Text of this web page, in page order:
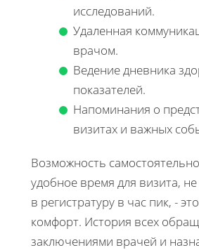
исследований.
Удаленная
врачом.
Ведение дневника
показателей.
Напоминания о
визитах и важных
Возможность
удобное время для визита,
в регистратуру в час пик, -
комфорт. История всех
заключениями врачей и